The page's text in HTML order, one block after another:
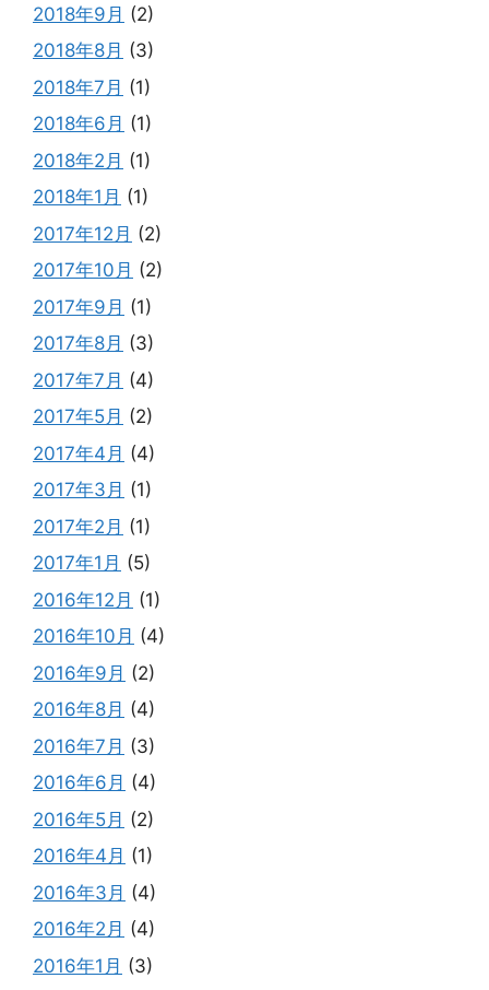
2018年9月 (2)
2018年8月 (3)
2018年7月 (1)
2018年6月 (1)
2018年2月 (1)
2018年1月 (1)
2017年12月 (2)
2017年10月 (2)
2017年9月 (1)
2017年8月 (3)
2017年7月 (4)
2017年5月 (2)
2017年4月 (4)
2017年3月 (1)
2017年2月 (1)
2017年1月 (5)
2016年12月 (1)
2016年10月 (4)
2016年9月 (2)
2016年8月 (4)
2016年7月 (3)
2016年6月 (4)
2016年5月 (2)
2016年4月 (1)
2016年3月 (4)
2016年2月 (4)
2016年1月 (3)